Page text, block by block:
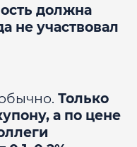
должна
не участвовал
Только
а по цене